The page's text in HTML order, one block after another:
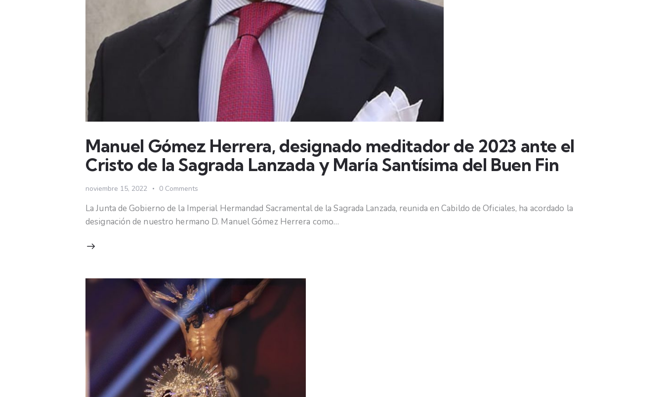
Manuel Gómez Herrera, designado meditador de 2023 ante el
Cristo de la Sagrada Lanzada y María Santísima del Buen Fin
noviembre 15, 2022 0 Comments
La Junta de Gobierno de la Imperial Hermandad Sacramental de la Sagrada Lanzada, reunida en Cabildo de Oficiales, ha acordado la
designación de nuestro hermano D. Manuel Gómez Herrera como…